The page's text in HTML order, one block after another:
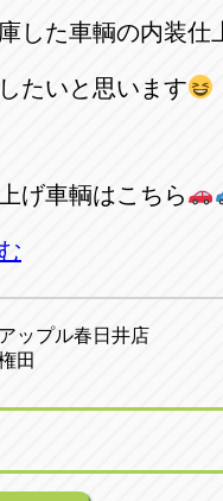
0569-35-
アップル
オートフ
37-1
町長田35-1
した車輌の内装仕
たいと思います
げ車輌はこちら
アップル春日井店
田